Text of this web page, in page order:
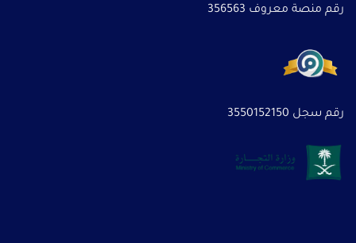
رقم منصة معروف 356563
رقم سجل 3550152150